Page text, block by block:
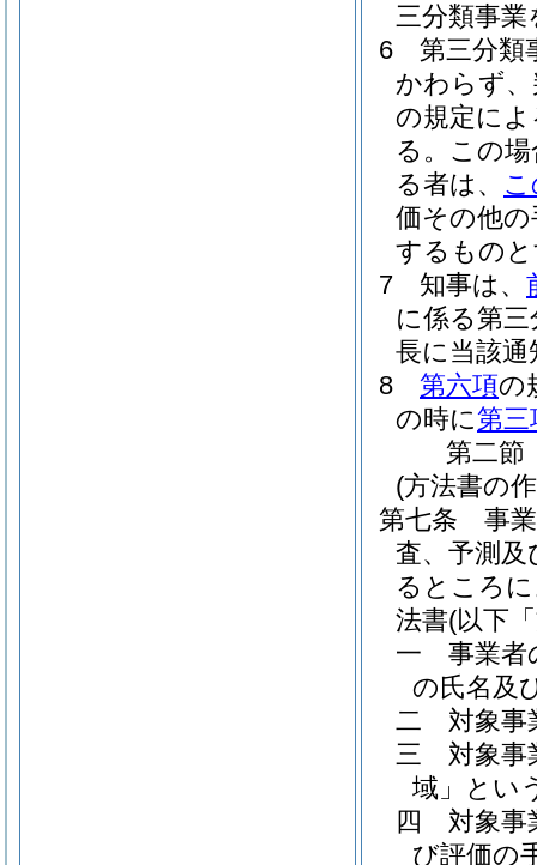
三分類事
6
第三分類
かわらず
の規定に
る。 この
る者は、
価その他
するもの
7
知事は、
に係る第
長に当該
8
第六項の
の時に第三
第二節
(方法書の
第七条
事
査、予測
るところ
法書(以下
一
事業者
の氏名及
二
対象事
三
対象事
域」とい
四
対象事
び評価の